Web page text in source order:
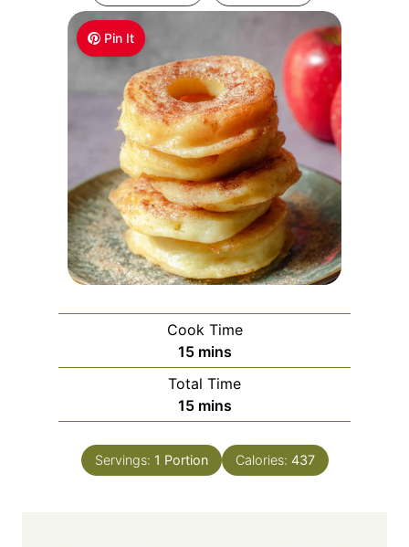
Pin It
Cook Time
15m
i
n
u
e
s
mins
Total Time
15m
i
n
u
mins
Servings: 1 Portion Calories: 437